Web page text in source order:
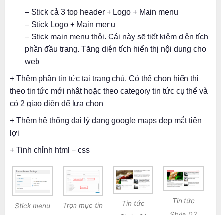
– Stick cả 3 top header + Logo + Main menu
– Stick Logo + Main menu
– Stick main menu thôi. Cái này sẽ tiết kiệm diện tích
phần đầu trang. Tăng diện tích hiển thị nội dung cho
web
+ Thêm phần tin tức tại trang chủ. Có thể chọn hiển thị
theo tin tức mới nhât hoặc theo category tin tức cụ thể và
có 2 giao diện để lựa chọn
+ Thêm hệ thống đại lý dạng google maps đẹp mắt tiện
lợi
+ Tinh chỉnh html + css
Stick menu
Trọn mục tin
Tin tức
Tin tức